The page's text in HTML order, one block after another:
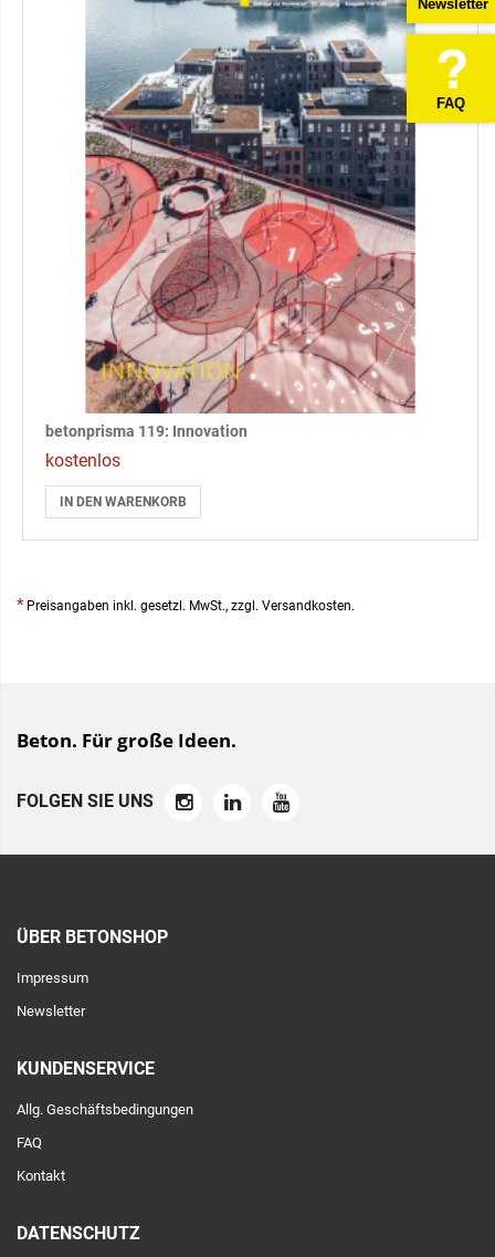
Newsletter
FAQ
betonprisma 119: Innovation
kostenlos
IN DEN WARENKORB
*Preisangaben inkl. gesetzl. MwSt., zzgl. Versandkosten.
Beton. Für große Ideen.
FOLGEN SIE UNS
ÜBER BETONSHOP
Impressum
Newsletter
KUNDENSERVICE
Allg. Geschäftsbedingungen
FAQ
Kontakt
DATENSCHUTZ